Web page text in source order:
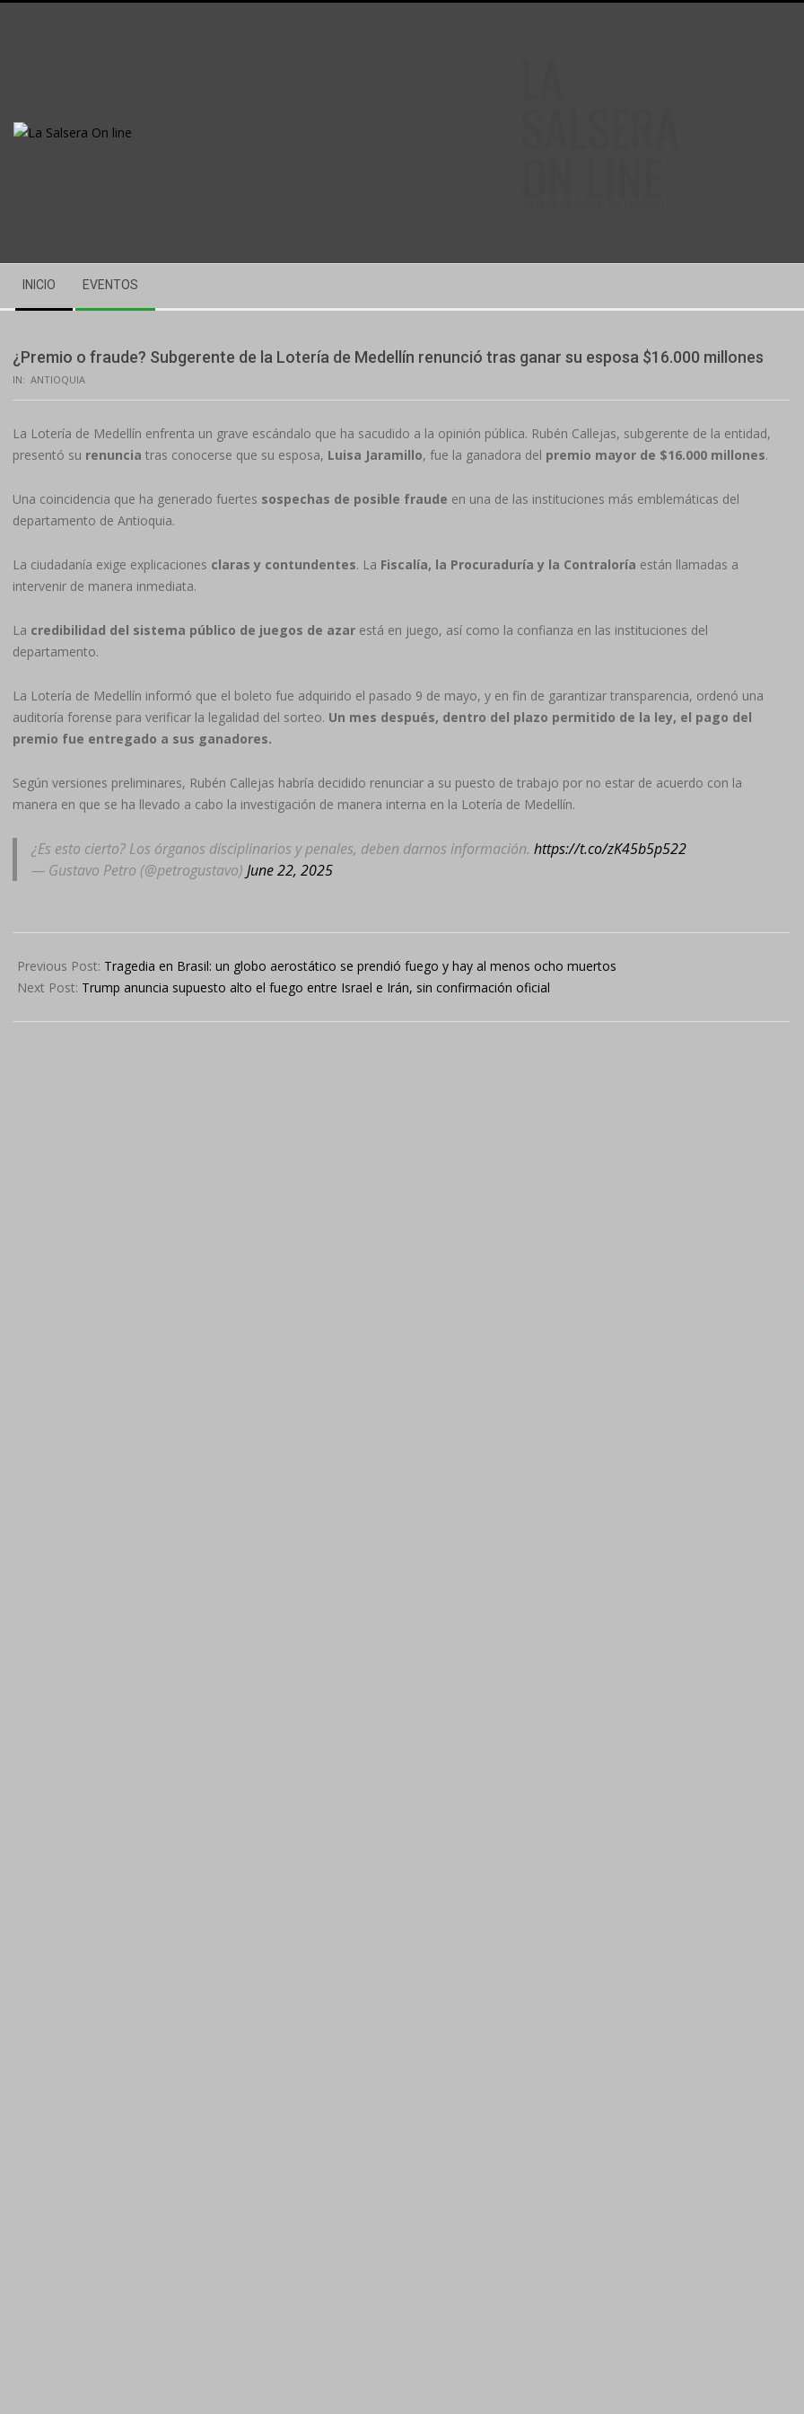
Navigation
Menu
INICIO EVENTOS
¿Premio o fraude? Subgerente de la Lotería de Medellín renunció tras ganar su esposa $16.000 millones
IN: ANTIOQUIA
La Lotería de Medellín enfrenta un grave escándalo que ha sacudido a la opinión pública. Rubén Callejas, subgerente de la entidad,
presentó su renuncia tras conocerse que su esposa, Luisa Jaramillo, fue la ganadora del premio mayor de $16.000 millones.
Una coincidencia que ha generado fuertes sospechas de posible fraude en una de las instituciones más emblemáticas del
departamento de Antioquia.
La ciudadanía exige explicaciones claras y contundentes. La Fiscalía, la Procuraduría y la Contraloría están llamadas a
intervenir de manera inmediata.
La credibilidad del sistema público de juegos de azar está en juego, así como la confianza en las instituciones del
departamento.
La Lotería de Medellín informó que el boleto fue adquirido el pasado 9 de mayo, y en fin de garantizar transparencia, ordenó una
auditoría forense para verificar la legalidad del sorteo. Un mes después, dentro del plazo permitido de la ley, el pago del
premio fue entregado a sus ganadores.
Según versiones preliminares, Rubén Callejas habría decidido renunciar a su puesto de trabajo por no estar de acuerdo con la
manera en que se ha llevado a cabo la investigación de manera interna en la Lotería de Medellín.
¿Es esto cierto? Los órganos disciplinarios y penales, deben darnos información. https://t.co/zK45b5p522
— Gustavo Petro (@petrogustavo) June 22, 2025
06-
22
Previous Post: Tragedia en Brasil: un globo aerostático se prendió fuego y hay al menos ocho muertos
Next Post: Trump anuncia supuesto alto el fuego entre Israel e Irán, sin confirmación oficial